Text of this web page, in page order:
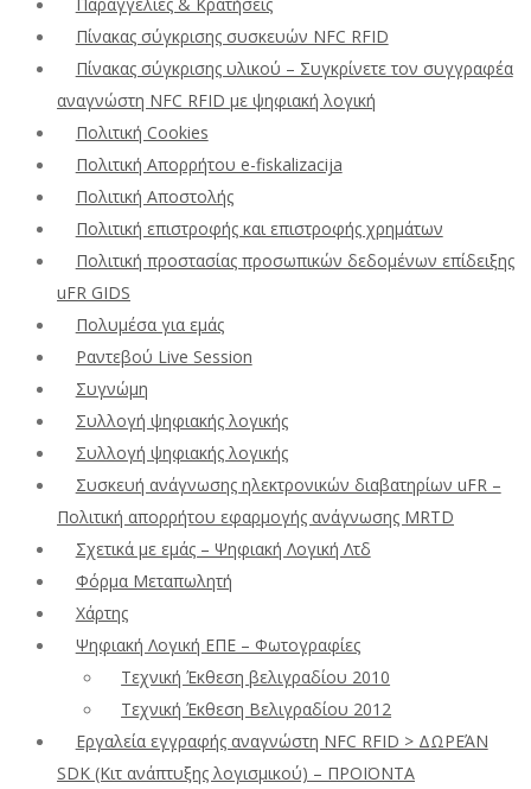
Πίνακας σύγκρισης συσκευών NFC RFID
Πίνακας σύγκρισης υλικού – Συγκρίνετε τον συγγραφέα
αναγνώστη NFC RFID με ψηφιακή λογική
Πολιτική Cookies
Πολιτική Απορρήτου e-fiskalizacija
Πολιτική Αποστολής
Πολιτική επιστροφής και επιστροφής χρημάτων
Πολιτική προστασίας προσωπικών δεδομένων επίδειξης
uFR GIDS
Πολυμέσα για εμάς
Ραντεβού Live Session
Συγνώμη
Συλλογή ψηφιακής λογικής
Συλλογή ψηφιακής λογικής
Συσκευή ανάγνωσης ηλεκτρονικών διαβατηρίων uFR –
Πολιτική απορρήτου εφαρμογής ανάγνωσης MRTD
Σχετικά με εμάς – Ψηφιακή Λογική Λτδ
Φόρμα Μεταπωλητή
Χάρτης
Ψηφιακή Λογική ΕΠΕ – Φωτογραφίες
Τεχνική Έκθεση βελιγραδίου 2010
Τεχνική Έκθεση Βελιγραδίου 2012
Εργαλεία εγγραφής αναγνώστη NFC RFID > ΔΩΡΕΆΝ
SDK (Κιτ ανάπτυξης λογισμικού) – ΠΡΟΪΟΝΤΑ